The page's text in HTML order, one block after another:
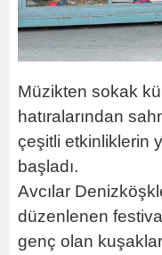
Müzikten sokak
hatıralarından
çeşitli etkinliklerin
başladı.
Avcılar
düzenlenen
genç olan